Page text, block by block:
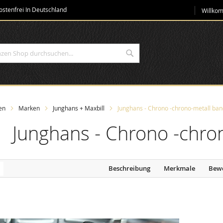
In Deutschland
zum
Marken Junghans + Maxbill Junghans - Chrono -chrono-metall
Junghans - Chrono -
Beschreibung Merkmale